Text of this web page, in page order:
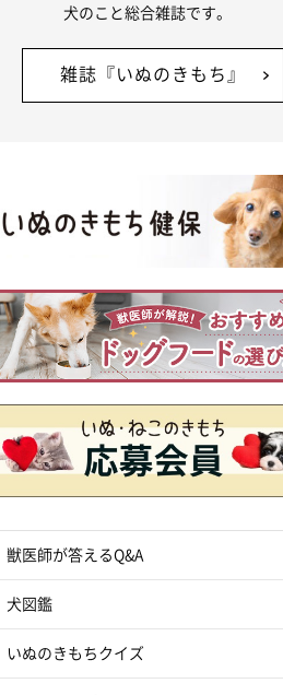
犬のこと総合雑誌です。
雑誌『いぬのきもち』
獣医師が答えるQ&A
犬図鑑
いぬのきもちクイズ